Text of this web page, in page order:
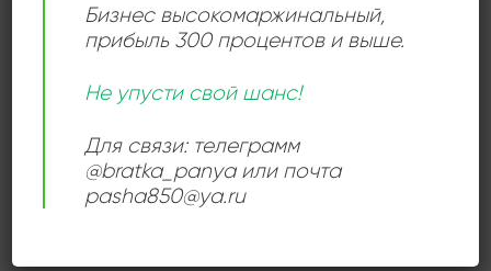
ИСПОЛНИТЕЛЬ Europe
РАЗМЕР ПЛАСТИНКИ
Бизнес высокомаржинальный,
прибыль 300 процентов и выше.
Не упусти свой шанс!
Для связи: телеграмм
@bratka_panya или почта
pasha850@ya.ru